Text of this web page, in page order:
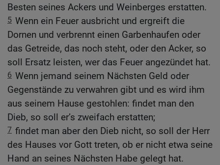
Besten seines Ackers und Weinberges erstatten.
5 Wenn ein Feuer ausbricht und ergreift die
Dornen und verbrennt einen Garbenhaufen oder
das Getreide, das noch steht, oder den Acker, so
soll Ersatz leisten, wer das Feuer angezündet hat.
6 Wenn jemand seinem Nächsten Geld oder
Gegenstände zu verwahren gibt und es wird ihm
aus seinem Hause gestohlen: findet man den
Dieb, so soll er’s zweifach erstatten;
7 findet man aber den Dieb nicht, so soll der Herr
des Hauses vor Gott treten, ob er nicht etwa seine
Hand an seines Nächsten Habe gelegt hat.